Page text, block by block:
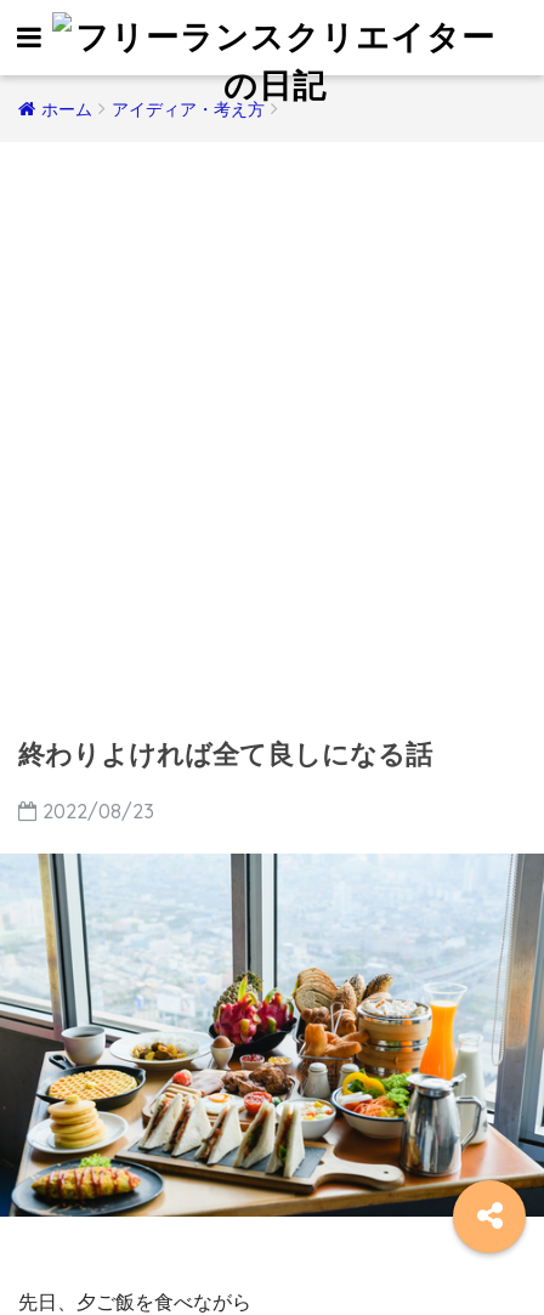
ホーム アイディア・考え方
終わりよければ全て良しになる話
2022/08/23
先日、夕ご飯を食べながら